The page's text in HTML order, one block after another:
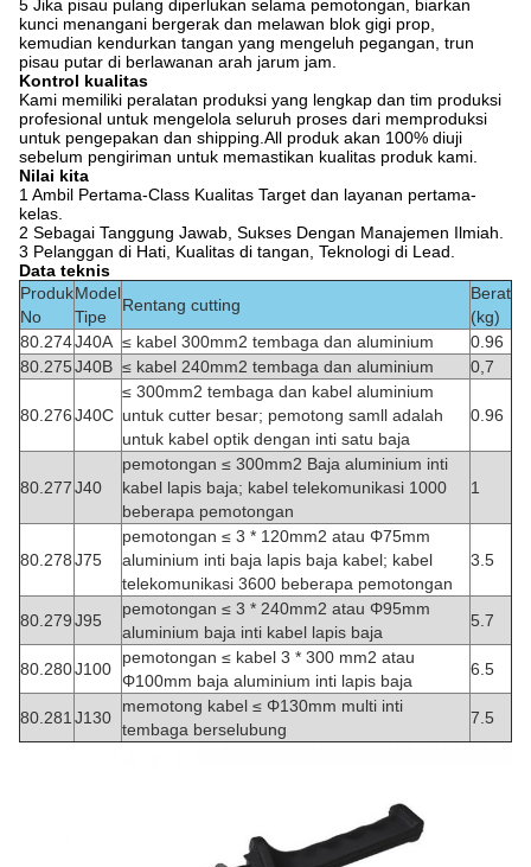
5 Jika pisau pulang diperlukan selama pemotongan, biarkan
kunci menangani bergerak dan melawan blok gigi prop,
kemudian kendurkan tangan yang mengeluh pegangan, trun
pisau putar di berlawanan arah jarum jam.
Kontrol kualitas
Kami memiliki peralatan produksi yang lengkap dan tim produksi
profesional untuk mengelola seluruh proses dari memproduksi
untuk pengepakan dan shipping.All produk akan 100% diuji
sebelum pengiriman untuk memastikan kualitas produk kami.
Nilai kita
1 Ambil Pertama-Class Kualitas Target dan layanan pertama-
kelas.
2 Sebagai Tanggung Jawab, Sukses Dengan Manajemen Ilmiah.
3 Pelanggan di Hati, Kualitas di tangan, Teknologi di Lead.
Data teknis
Produk
No
Model
Tipe
Rentang cutting
Berat
(kg)
80.274J40A ≤ kabel 300mm2 tembaga dan aluminium
0.96
80.275J40B ≤ kabel 240mm2 tembaga dan aluminium 0,7
80.276J40C
≤ 300mm2 tembaga dan kabel aluminium
untuk cutter besar; pemotong samll adalah
untuk kabel optik dengan inti satu baja
0.96
80.277J40
pemotongan ≤ 300mm2 Baja aluminium inti
kabel lapis baja; kabel telekomunikasi 1000
beberapa pemotongan
1
80.278J75
pemotongan ≤ 3 * 120mm2 atau Φ75mm
aluminium inti baja lapis baja kabel; kabel
telekomunikasi 3600 beberapa pemotongan
3.5
80.279J95
pemotongan ≤ 3 * 240mm2 atau Φ95mm
aluminium baja inti kabel lapis baja
5.7
80.280J100
pemotongan ≤ kabel 3 * 300 mm2 atau
Φ100mm baja aluminium inti lapis baja
6.5
80.281 J130
memotong kabel ≤ Φ130mm multi inti
tembaga berselubung
7.5